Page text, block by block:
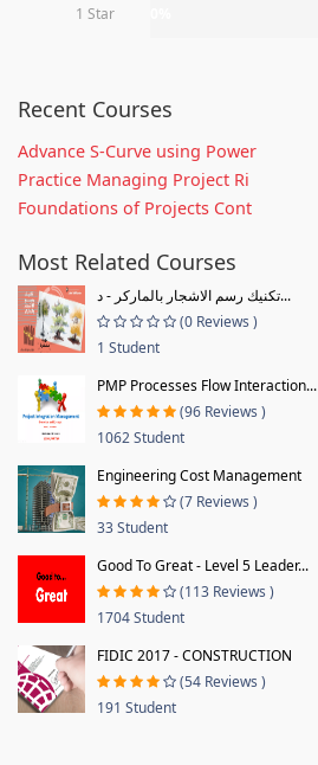
1 Star
Recent Courses
Advance S-Curve using Power
Practice Managing Project Ri
Foundations of Projects Cont
Most Related Courses
تكنيك رسم الاشجار بالماركر - د...
(0 Reviews )
1 Student
PMP Processes Flow Interaction...
(96 Reviews )
1062 Student
Engineering Cost Management
(7 Reviews )
33 Student
Good To Great - Level 5 Leader...
(113 Reviews )
1704 Student
FIDIC 2017 - CONSTRUCTION
(54 Reviews )
191 Student